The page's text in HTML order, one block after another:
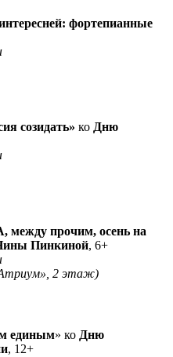
фортепианные
созидать» ко Дню
между прочим, осень на
Пинкиной, 6+
2 этаж)
единым» ко Дню
, 12+